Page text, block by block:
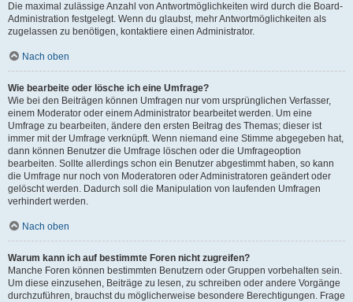
Die maximal zulässige Anzahl von Antwortmöglichkeiten wird durch die Board-
Administration festgelegt. Wenn du glaubst, mehr Antwortmöglichkeiten als
zugelassen zu benötigen, kontaktiere einen Administrator.
Nach oben
Wie bearbeite oder lösche ich eine Umfrage?
Wie bei den Beiträgen können Umfragen nur vom ursprünglichen Verfasser,
einem Moderator oder einem Administrator bearbeitet werden. Um eine
Umfrage zu bearbeiten, ändere den ersten Beitrag des Themas; dieser ist
immer mit der Umfrage verknüpft. Wenn niemand eine Stimme abgegeben hat,
dann können Benutzer die Umfrage löschen oder die Umfrageoption
bearbeiten. Sollte allerdings schon ein Benutzer abgestimmt haben, so kann
die Umfrage nur noch von Moderatoren oder Administratoren geändert oder
gelöscht werden. Dadurch soll die Manipulation von laufenden Umfragen
verhindert werden.
Nach oben
Warum kann ich auf bestimmte Foren nicht zugreifen?
Manche Foren können bestimmten Benutzern oder Gruppen vorbehalten sein.
Um diese einzusehen, Beiträge zu lesen, zu schreiben oder andere Vorgänge
durchzuführen, brauchst du möglicherweise besondere Berechtigungen. Frage